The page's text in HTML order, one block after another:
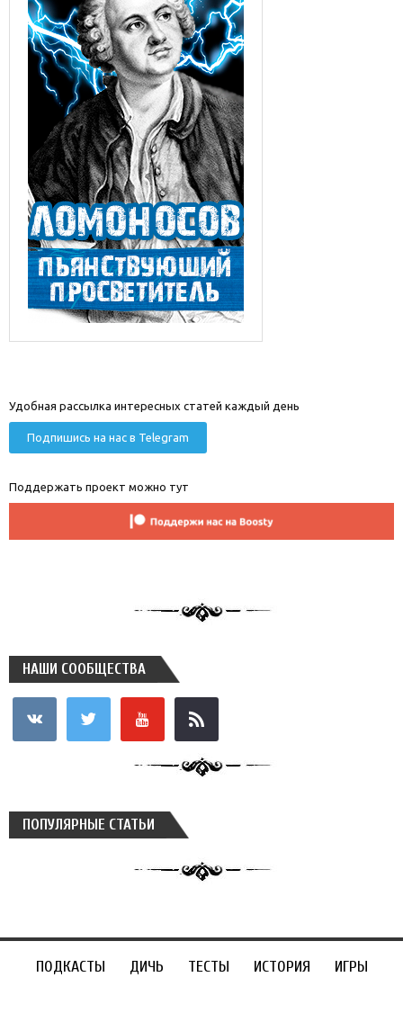
Удобная рассылка интересных статей каждый день
Подпишись на нас в Telegram
Поддержать проект можно тут
НАШИ СООБЩЕСТВА
ПОПУЛЯРНЫЕ СТАТЬИ
ПОДКАСТЫ ДИЧЬ ТЕСТЫ ИСТОРИЯ ИГРЫ